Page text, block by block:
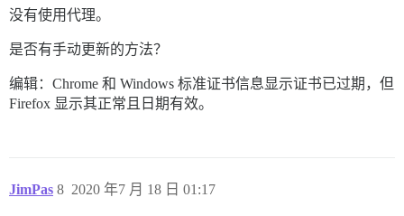
没有使用代理。
是否有手动更新的方法？
编辑：Chrome 和 Windows 标准证书信息显示证书已过期，但
Firefox 显示其正常且日期有效。
JimPas 2020 年7 月 18 日 01:17
8